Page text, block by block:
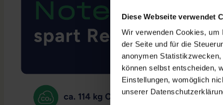
Diese Webseite verwendet
Wir verwenden Cookies, um
der Seite und für die
anonymen
können selbst entscheiden,
Einstellungen, womöglich
unserer